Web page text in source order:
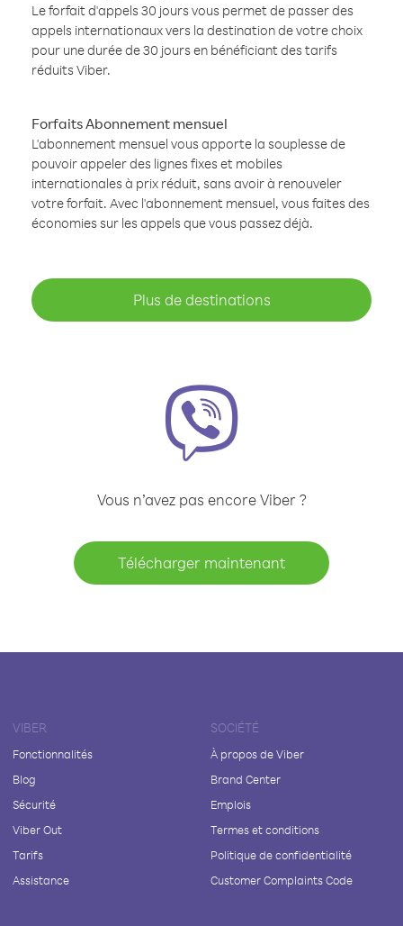
Le forfait d'appels 30 jours vous permet de passer des
appels internationaux vers la destination de votre choix
pour une durée de 30 jours en bénéficiant des tarifs
réduits Viber.
Forfaits Abonnement mensuel
L'abonnement mensuel vous apporte la souplesse de
pouvoir appeler des lignes fixes et mobiles
internationales à prix réduit, sans avoir à renouveler
votre forfait. Avec l'abonnement mensuel, vous faites des
économies sur les appels que vous passez déjà.
Plus de destinations
Vous n’avez pas encore Viber ?
Télécharger maintenant
VIBER
Fonctionnalités
Blog
Sécurité
Viber Out
Tarifs
Assistance
SOCIÉTÉ
À propos de Viber
Brand Center
Emplois
Termes et conditions
Politique de confidentialité
Customer Complaints Code